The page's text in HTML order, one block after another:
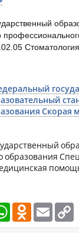
Скорая
образования
WhatsAppOdnoklassniki
Email